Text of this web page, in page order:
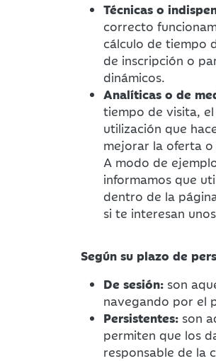
Técnicas o
correcto
cálculo de tiempo
de inscripción o
dinámicos.
Analíticas o de
tiempo de visita,
utilización que
mejorar la oferta
A modo de
informamos que
dentro de la
si te interesan
Según su plazo de
De sesión: son
navegando por el
Persistentes: son
permiten que los
responsable de la